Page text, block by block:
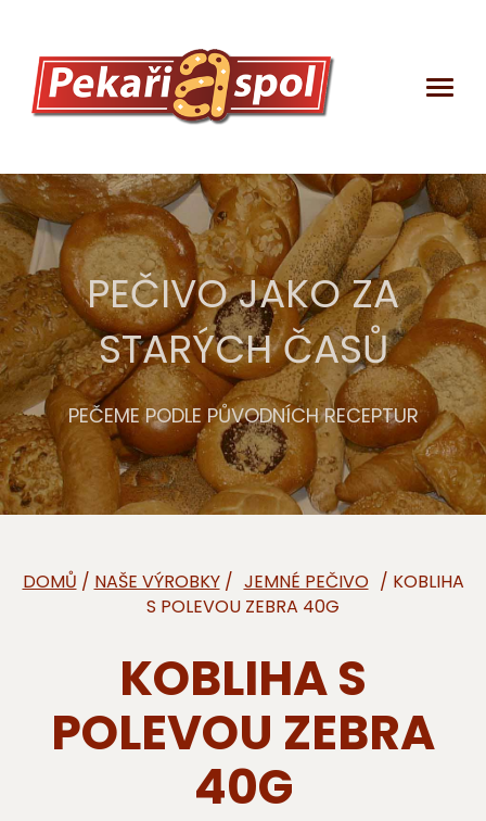
DEKLARAČNÍ
LISTY
PEČIVO JAKO ZA
STARÝCH ČASŮ
PEČEME PODLE PŮVODNÍCH RECEPTUR
DOMŮ / NAŠE VÝROBKY/
/ KOBLIHA
S POLEVOU ZEBRA 40G
KOBLIHA S
POLEVOU ZEBRA
40G